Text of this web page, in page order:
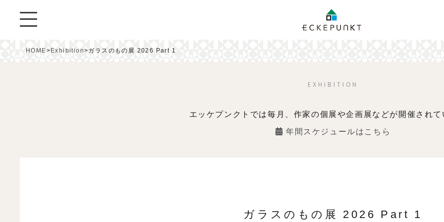
HOME>Exhibition>ガラスのもの展 2026 Part 1
EXHIBITION
エッケプンクトでは毎月、作家の個展や企画展などが開催され
年間スケジュールはこちら
ガラスのもの展 2026 Part 1